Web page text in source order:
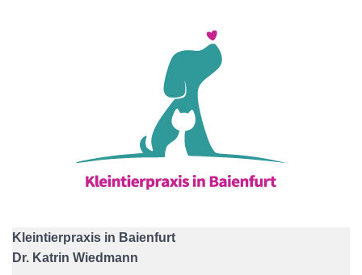
Kleintierpraxis in Baienfurt
Dr. Katrin Wiedmann